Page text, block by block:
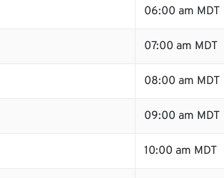
06:00 am MDT
07:00 am MDT
08:00 am MDT
09:00 am MDT
10:00 am MDT